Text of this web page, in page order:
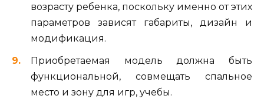
возрасту ребенка, поскольку именно от этих
параметров зависят габариты, дизайн и
модификация.
Приобретаемая модель должна быть
функциональной, совмещать спальное
место и зону для игр, учебы.